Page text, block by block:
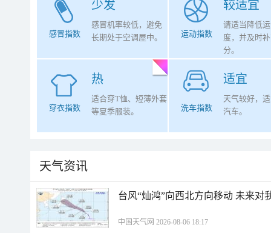
少发
感冒指数
感冒机率较低，避免
长期处于空调屋中。
较适宜
运动指数
请适当降低
度，并及时
分。
热
穿衣指数
适合穿T恤、短薄外套
等夏季服装。
适宜
洗车指数
天气较好，
汽车。
天气资讯
台风“灿鸿”向西北方向移动 未来对
中国天气网 2026-08-06 18:17